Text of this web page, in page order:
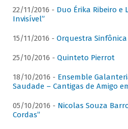
22/11/2016 - Duo Érika Ribeiro e
Invisível”
15/11/2016 - Orquestra
25/10/2016 - Quinteto Pierrot
18/10/2016 - Ensemble
Saudade – Cantigas de Amigo
05/10/2016 - Nicolas Souza
Cordas”